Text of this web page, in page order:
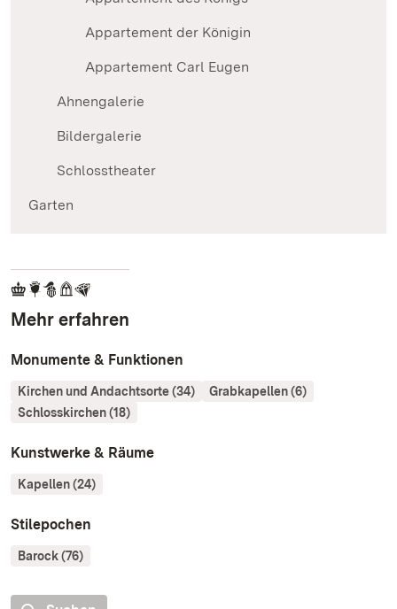
Appartement der Königin
Appartement Carl Eugen
Ahnengalerie
Bildergalerie
Schlosstheater
Garten
Mehr erfahren
Monumente & Funktionen
Kirchen und Andachtsorte (34)
Grabkapellen (6)
Schlosskirchen (18)
Kunstwerke & Räume
Kapellen (24)
Stilepochen
Barock (76)